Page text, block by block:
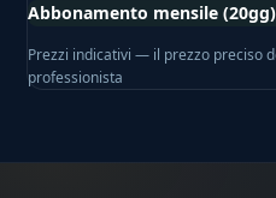
Abbonamento mensile (20gg)
Prezzi indicativi — il prezzo preciso
professionista